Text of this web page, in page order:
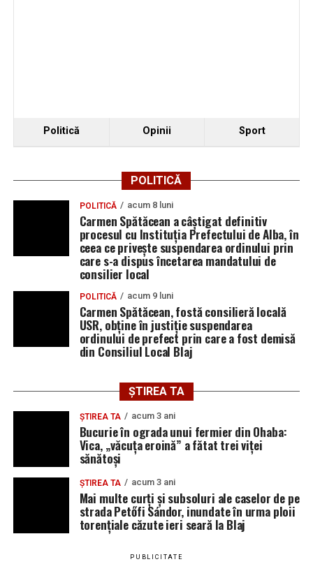
Politică Opinii Sport
POLITICĂ
POLITICĂ acum 8 luni
Carmen Spătăcean a câștigat definitiv
procesul cu Instituția Prefectului de Alba, în
ceea ce privește suspendarea ordinului prin
care s-a dispus încetarea mandatului de
consilier local
POLITICĂ acum 9 luni
Carmen Spătăcean, fostă consilieră locală
USR, obține în justiție suspendarea
ordinului de prefect prin care a fost demisă
din Consiliul Local Blaj
ȘTIREA TA
ȘTIREA TA acum 3 ani
Bucurie în ograda unui fermier din Ohaba:
Vica, „văcuța eroină” a fătat trei viței
sănătoși
ȘTIREA TA acum 3 ani
Mai multe curți și subsoluri ale caselor de pe
strada Petőfi Sándor, inundate în urma ploii
torențiale căzute ieri seară la Blaj
PUBLICITATE